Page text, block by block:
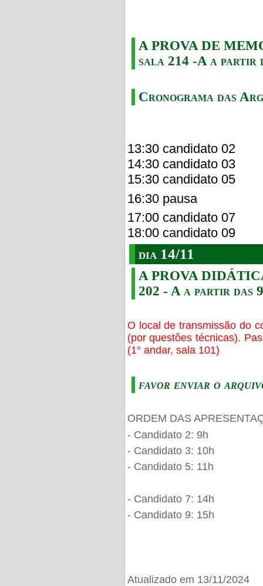
A PROVA DE
sala 214 -A a partir
Cronograma das
13:30 candidato 02
14:30 candidato 03
15:30 candidato 05
16:30 pausa
17:00 candidato 07
18:00 candidato 09
dia 14/11
A PROVA
202 - A a partir das
O local de transmissão do
(por questôes técnicas).
(1° andar, sala 101)
favor enviar o
ORDEM DAS
- Candidato 2: 9h
- Candidato 3: 10h
- Candidato 5: 11h
- Candidato 7: 14h
- Candidato 9: 15h
Atualizado em 13/11/2024